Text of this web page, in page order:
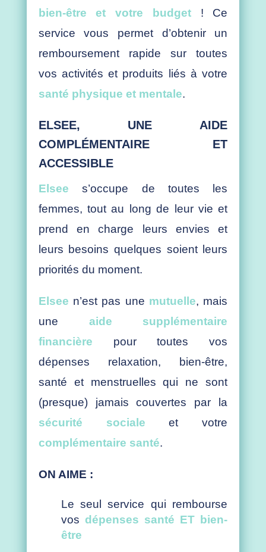
bien-être et votre budget! Ce
service vous permet d’obtenir un
remboursement rapide sur toutes
vos activités et produits liés à votre
santé physique et mentale.
ELSEE, UNE AIDE
COMPLÉMENTAIRE ET
ACCESSIBLE
Elsee
s’occupe de toutes les
femmes, tout au long de leur vie et
prend en charge leurs envies et
leurs besoins quelques soient leurs
priorités du moment.
Elsee n’est pas une mutuelle, mais
une aide supplémentaire
financière pour toutes vos
dépenses relaxation, bien-être,
santé et menstruelles qui ne sont
(presque) jamais couvertes par la
sécurité sociale et votre
complémentaire santé.
ON AIME :
Le seul service qui rembourse
vos dépenses santé ET bien-
être